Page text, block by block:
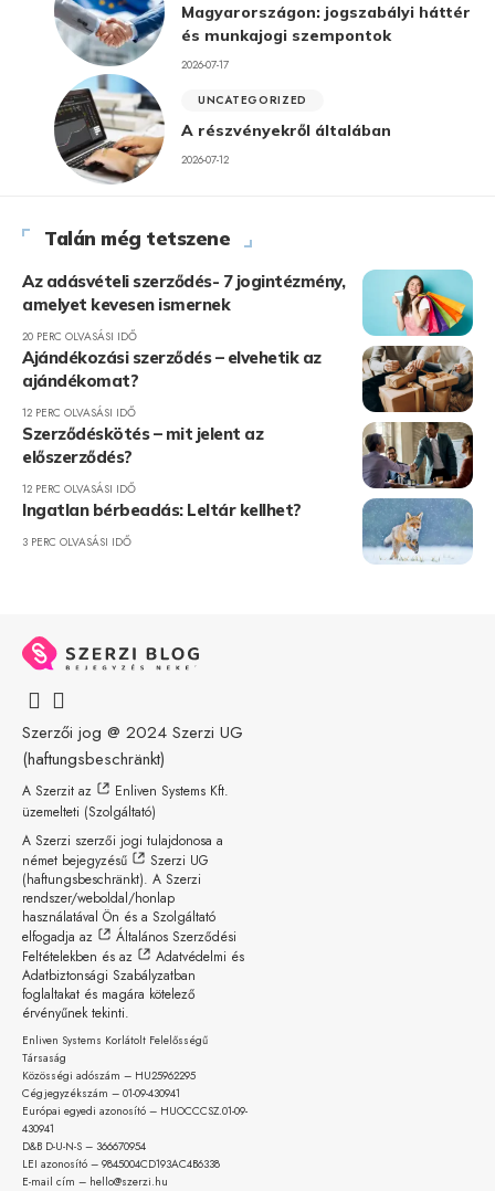
Magyarországon: jogszabályi háttér
és munkajogi szempontok
2026-07-17
UNCATEGORIZED
A részvényekről általában
2026-07-12
Talán még tetszene
Az adásvételi szerződés- 7 jogintézmény,
amelyet kevesen ismernek
20 PERC OLVASÁSI IDŐ
Ajándékozási szerződés – elvehetik az
ajándékomat?
12 PERC OLVASÁSI IDŐ
Szerződéskötés – mit jelent az
előszerződés?
12 PERC OLVASÁSI IDŐ
Ingatlan bérbeadás: Leltár kellhet?
3 PERC OLVASÁSI IDŐ
Szerzői jog @ 2024 Szerzi UG
(haftungsbeschränkt)
A Szerzit az
Enliven Systems Kft.
üzemelteti (Szolgáltató)
A Szerzi szerzői jogi tulajdonosa a
német bejegyzésű
Szerzi UG
(haftungsbeschränkt). A Szerzi
rendszer/weboldal/honlap
használatával Ön és a Szolgáltató
elfogadja az
Általános Szerződési
Feltételekben és az
Adatvédelmi és
Adatbiztonsági Szabályzatban
foglaltakat és magára kötelező
érvényűnek tekinti.
Enliven Systems Korlátolt Felelősségű
Társaság
Közösségi adószám – HU25962295
Cégjegyzékszám – 01-09-430941
Európai egyedi azonosító – HUOCCCSZ.01-09-
430941
D&B D-U-N-S – 366670954
LEI azonosító – 9845004CD193AC4B6338
E-mail cím – hello@szerzi.hu